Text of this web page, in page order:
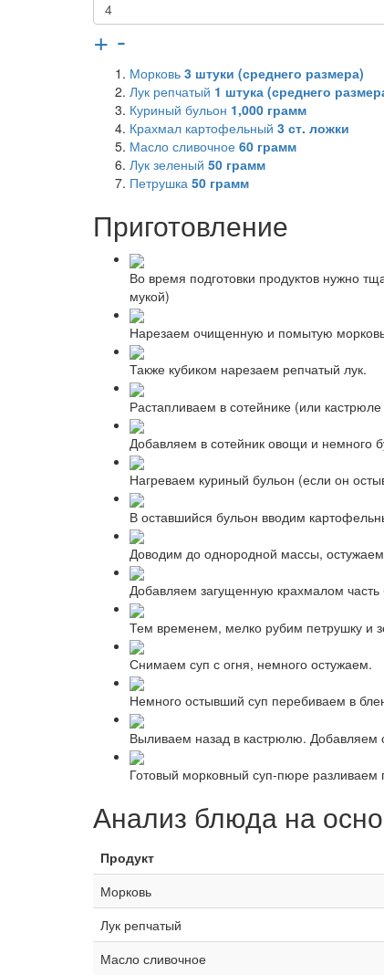
+ -
Морковь 3 штуки (среднего размера)
Лук репчатый 1 штука (среднего
Куриный бульон 1,000 грамм
Крахмал картофельный 3 ст. ложки
Масло сливочное 60 грамм
Лук зеленый 50 грамм
Петрушка 50 грамм
Приготовление
Во время подготовки продуктов нужно
мукой)
Нарезаем очищенную и помытую
Также кубиком нарезаем репчатый лук.
Растапливаем в сотейнике (или
Добавляем в сотейник овощи и немного
Нагреваем куриный бульон (если он
В оставшийся бульон вводим
Доводим до однородной массы,
Добавляем загущенную крахмалом
Тем временем, мелко рубим петрушку и
Снимаем суп с огня, немного остужаем.
Немного остывший суп перебиваем в
Выливаем назад в кастрюлю.
Готовый морковный суп-пюре разливаем
Анализ блюда на
Продукт
Морковь
Лук репчатый
Масло сливочное